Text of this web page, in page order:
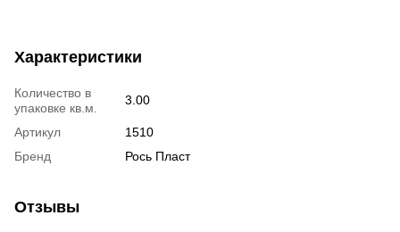
Характеристики
Количество в
упаковке кв.м.
3.00
Артикул
1510
Бренд
Рось Пласт
Отзывы